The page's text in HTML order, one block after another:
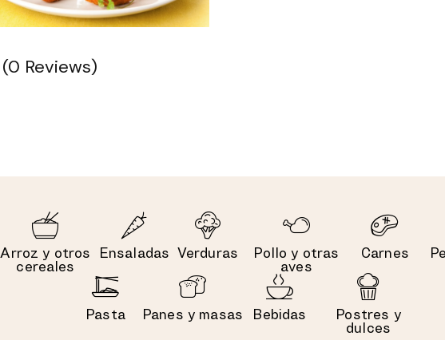
(0 Reviews)
Arroz y otros
cereales
Ensaladas Verduras
Pollo y otras
aves
Carnes
Pasta Panes y masas Bebidas
Postres y
dulces